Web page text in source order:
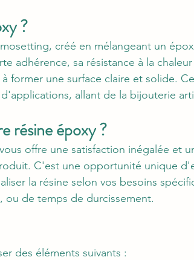
?
créé en mélangeant un
adhérence, sa résistance à la
former une surface claire et solide.
allant de la bijouterie
résine époxy ?
offre une satisfaction inégalée et
C'est une opportunité unique
la résine selon vos besoins
de temps de durcissement.
des éléments suivants :